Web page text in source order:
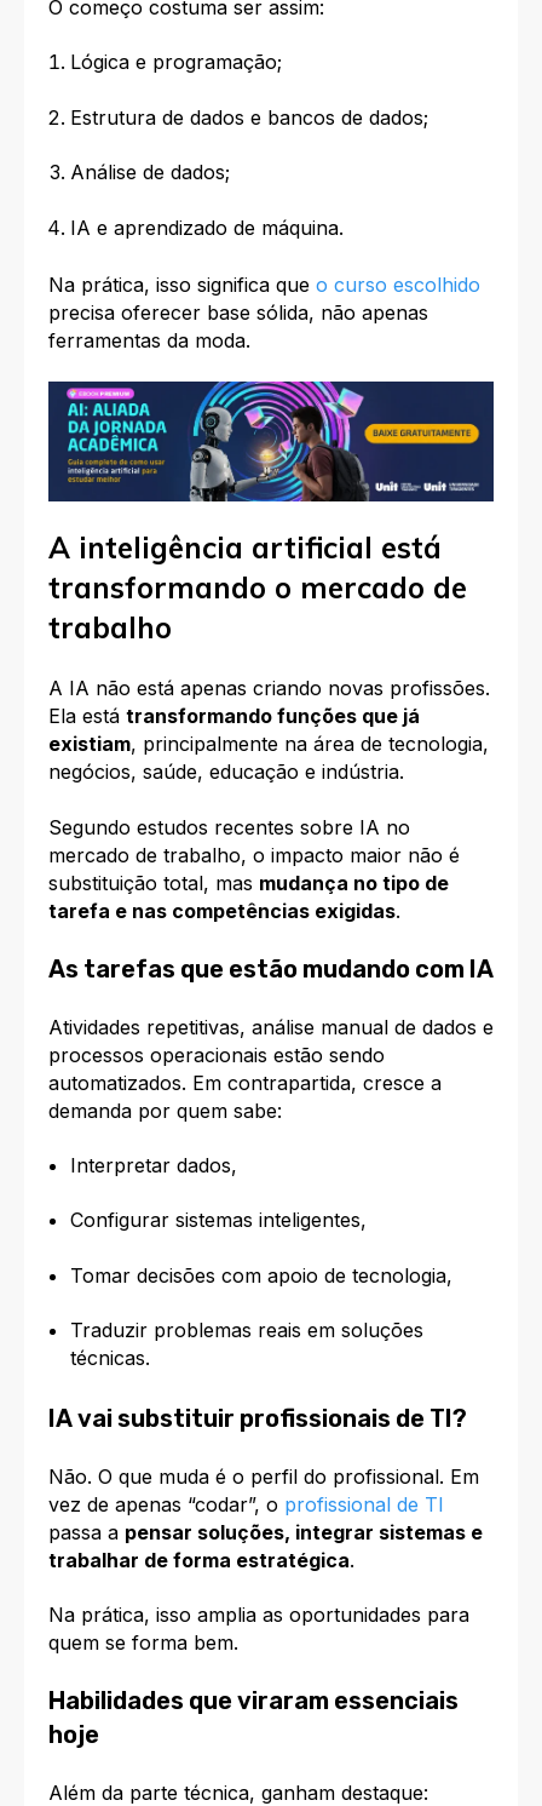
O começo costuma ser assim:
Lógica e programação;
Estrutura de dados e bancos de dados;
Análise de dados;
IA e aprendizado de máquina.
Na prática, isso significa que o curso escolhido
precisa oferecer base sólida, não apenas
ferramentas da moda.
A inteligência artificial está
transformando o mercado de
trabalho
A IA não está apenas criando novas profissões.
Ela está transformando funções que já
existiam, principalmente na área de tecnologia,
negócios, saúde, educação e indústria.
Segundo estudos recentes sobre IA no
mercado de trabalho, o impacto maior não é
substituição total, mas mudança no tipo de
tarefa e nas competências exigidas.
As tarefas que estão mudando com IA
Atividades repetitivas, análise manual de dados e
processos operacionais estão sendo
automatizados. Em contrapartida, cresce a
demanda por quem sabe:
Interpretar dados,
Configurar sistemas inteligentes,
Tomar decisões com apoio de tecnologia,
Traduzir problemas reais em soluções
técnicas.
IA vai substituir profissionais de TI?
Não. O que muda é o perfil do profissional. Em
vez de apenas “codar”, o profissional de TI
passa a pensar soluções, integrar sistemas e
trabalhar de forma estratégica.
Na prática, isso amplia as oportunidades para
quem se forma bem.
Habilidades que viraram essenciais
hoje
Além da parte técnica, ganham destaque: